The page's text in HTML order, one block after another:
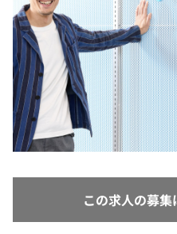
就活成功ガイド
プラン
個人向けプラン
法人向けプラン
学校向けプラン
note
この求人の募